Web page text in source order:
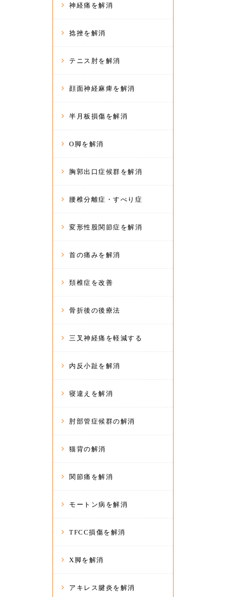
神経痛を解消
捻挫を解消
テニス肘を解消
顔面神経麻痺を解消
半月板損傷を解消
O脚を解消
胸郭出口症候群を解消
腰椎分離症・すべり症
変形性股関節症を解消
首の痛みを解消
頚椎症を改善
骨折後の後療法
三叉神経痛を軽減する
内反小趾を解消
寝違えを解消
肘部管症候群の解消
猫背の解消
関節痛を解消
モートン病を解消
TFCC損傷を解消
X脚を解消
アキレス腱炎を解消